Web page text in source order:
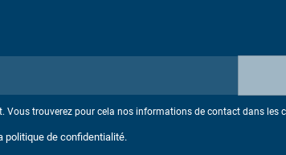
Vous trouverez pour cela nos informations de contact dans les
politique de confidentialité.